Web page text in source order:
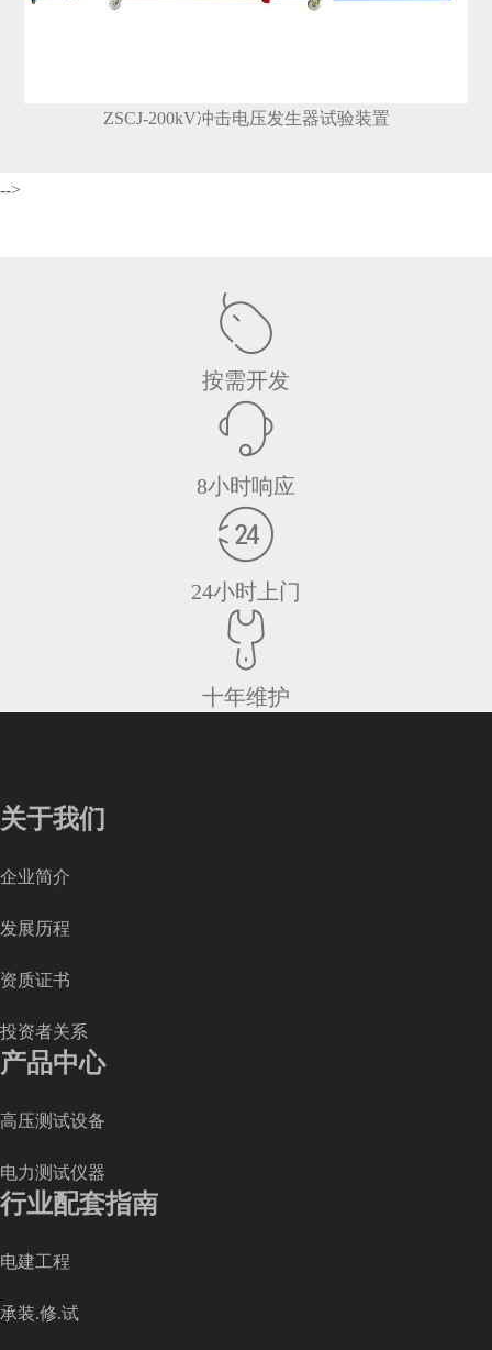
ZSCJ-200kV冲击电压发生器试验装置
-->
按需开发
8小时响应
24小时上门
十年维护
关于我们
企业简介
发展历程
资质证书
投资者关系
产品中心
高压测试设备
电力测试仪器
行业配套指南
电建工程
承装.修.试